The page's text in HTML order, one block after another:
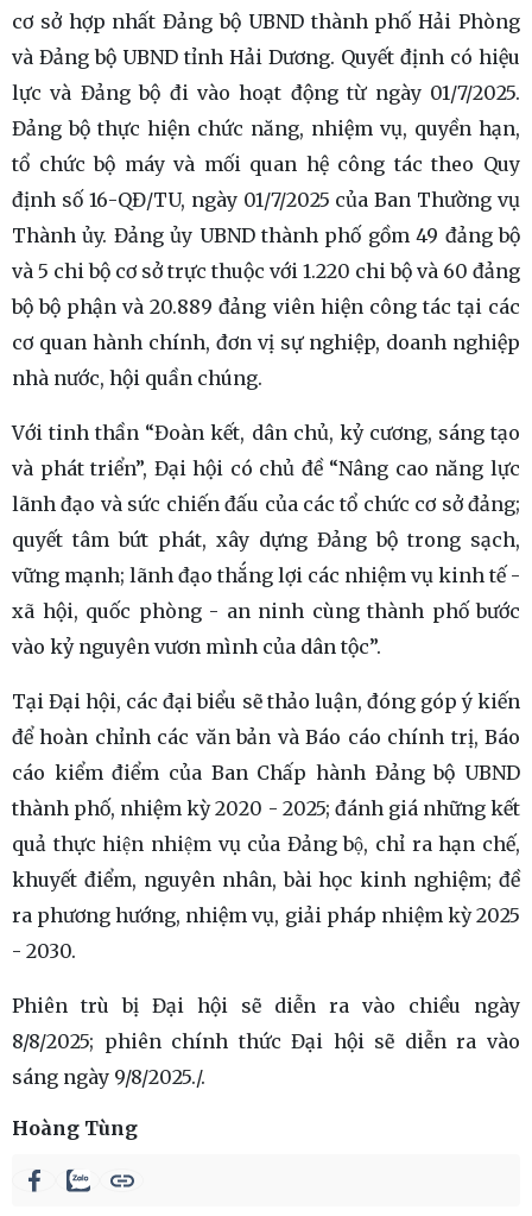
cơ sở hợp nhất Đảng bộ UBND thành phố Hải Phòng
và Đảng bộ UBND tỉnh Hải Dương. Quyết định có hiệu
lực và Đảng bộ đi vào hoạt động từ ngày 01/7/2025.
Đảng bộ thực hiện chức năng, nhiệm vụ, quyền hạn,
tổ chức bộ máy và mối quan hệ công tác theo Quy
định số 16-QĐ/TU, ngày 01/7/2025 của Ban Thường vụ
Thành ủy. Đảng ủy UBND thành phố gồm 49 đảng bộ
và 5 chi bộ cơ sở trực thuộc với 1.220 chi bộ và 60 đảng
bộ bộ phận và 20.889 đảng viên hiện công tác tại các
cơ quan hành chính, đơn vị sự nghiệp, doanh nghiệp
nhà nước, hội quần chúng.
Với tinh thần “Đoàn kết, dân chủ, kỷ cương, sáng tạo
và phát triển”, Đại hội có chủ đề “Nâng cao năng lực
lãnh đạo và sức chiến đấu của các tổ chức cơ sở đảng;
quyết tâm bứt phát, xây dựng Đảng bộ trong sạch,
vững mạnh; lãnh đạo thắng lợi các nhiệm vụ kinh tế -
xã hội, quốc phòng - an ninh cùng thành phố bước
vào kỷ nguyên vươn mình của dân tộc”.
Tại Đại hội, các đại biểu sẽ thảo luận, đóng góp ý kiến
để hoàn chỉnh các văn bản và Báo cáo chính trị, Báo
cáo kiểm điểm của Ban Chấp hành Đảng bộ UBND
thành phố, nhiệm kỳ 2020 - 2025; đánh giá những kết
quả thực hiện nhiệm vụ của Đảng bộ, chỉ ra hạn chế,
khuyết điểm, nguyên nhân, bài học kinh nghiệm; đề
ra phương hướng, nhiệm vụ, giải pháp nhiệm kỳ 2025
- 2030.
Phiên trù bị Đại hội sẽ diễn ra vào chiều ngày
8/8/2025; phiên chính thức Đại hội sẽ diễn ra vào
sáng ngày 9/8/2025./.
Hoàng Tùng